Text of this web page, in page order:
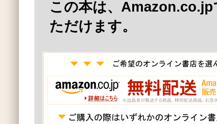
この本は、
ただけます。